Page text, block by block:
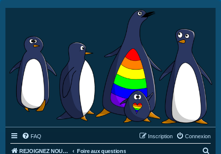
FAQ Connexion
Inscription
REJOIGNEZ NOUS SUR DISCORD : https://discord.gg/4C2Bvub Foire aux questions